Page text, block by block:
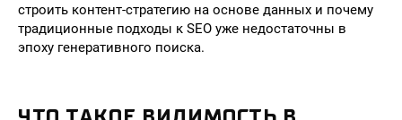
строить контент-стратегию на основе данных и почему
традиционные подходы к SEO уже недостаточны в
эпоху генеративного поиска.